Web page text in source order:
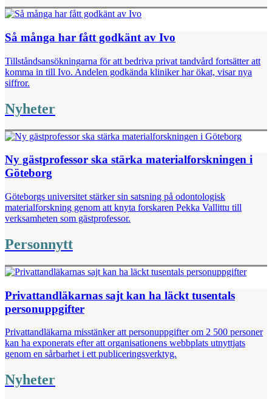
Så många har fått godkänt av Ivo
Tillståndsansökningarna för att bedriva privat tandvård fortsätter att
komma in till Ivo. Andelen godkända kliniker har ökat, visar nya
siffror.
Nyheter
Ny gästprofessor ska stärka materialforskningen i
Göteborg
Göteborgs universitet stärker sin satsning på odontologisk
materialforskning genom att knyta forskaren Pekka Vallittu till
verksamheten som gästprofessor.
Personnytt
Privattandläkarnas sajt kan ha läckt tusentals
personuppgifter
Privattandläkarna misstänker att personuppgifter om 2 500 personer
kan ha exponerats efter att organisationens webbplats utnyttjats
genom en sårbarhet i ett publiceringsverktyg.
Nyheter